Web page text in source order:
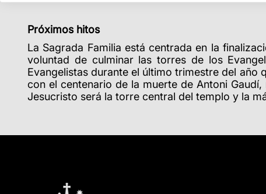
Próximos hitos
La Sagrada Familia está centrada en la
voluntad de culminar las torres de los
Evangelistas durante el último trimestre del año
con el centenario de la muerte de Antoni
Jesucristo será la torre central del templo y la